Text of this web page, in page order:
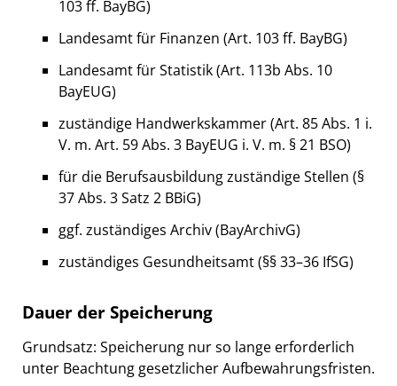
103 ff. BayBG)
Landesamt für Finanzen (Art. 103 ff. BayBG)
Landesamt für Statistik (Art. 113b Abs. 10
BayEUG)
zuständige Handwerkskammer (Art. 85 Abs. 1 i.
V. m. Art. 59 Abs. 3 BayEUG i. V. m. § 21 BSO)
für die Berufsausbildung zuständige Stellen (§
37 Abs. 3 Satz 2 BBiG)
ggf. zuständiges Archiv (BayArchivG)
zuständiges Gesundheitsamt (§§ 33–36 IfSG)
Dauer der Speicherung
Grundsatz: Speicherung nur so lange erforderlich
unter Beachtung gesetzlicher Aufbewahrungsfristen.